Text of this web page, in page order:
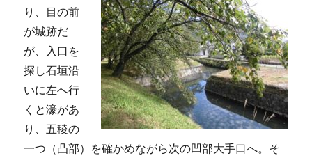
り、目の前
が城跡だ
が、入口を
探し石垣沿
いに左へ行
くと濠があ
り、五稜の
一つ（凸部）を確かめながら次の凹部大手口へ。そ